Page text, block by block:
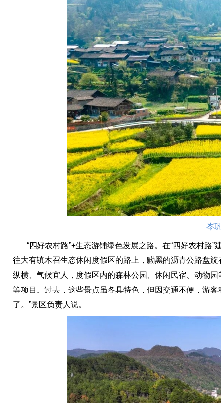
岑
“四好农村路”+生态游铺绿色发展之路。在“四好农村路”
往大有镇木召生态休闲度假区的路上，黝黑的沥青公路盘
纵横、气候宜人，度假区内的森林公园、休闲民宿、动物
等项目。过去，这些景点虽各具特色，但因交通不便，游
了。”景区负责人说。